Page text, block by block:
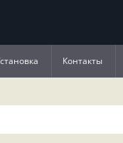
Контакты